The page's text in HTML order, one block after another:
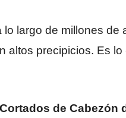
lo largo de millones
altos precipicios. Es
Cortados de Cabezón